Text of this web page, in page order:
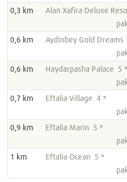
0,3 km
Alan Xafira Deluxe
0,6 km
Aydinbey Gold
0,6 km
Haydarpasha Palace 5 *
0,7 km
Eftalia Village 4 *
0,9 km
Eftalia Marin 5 *
1 km
Eftalia Ocean 5 *